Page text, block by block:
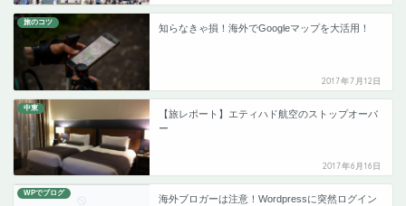
旅のコツ
知らなきゃ損！海外でGoogleマップを大活用！
2017年7月12日
中東
【旅レポート】エティハド航空のストップオーバ
ー
2017年6月16日
WPでブログ
海外ブロガーは注意！Wordpressに突然ログイン